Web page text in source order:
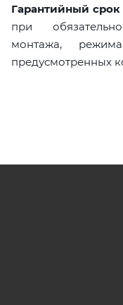
Гарантийный срок
при
монтажа,
предусмотренных